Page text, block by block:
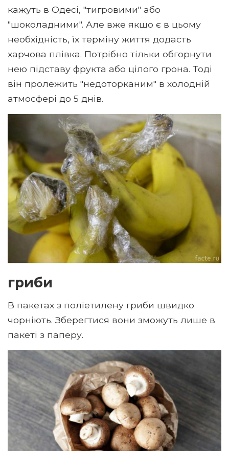
кажуть в Одесі, "тигровими" або
"шоколадними". Але вже якщо є в цьому
необхідність, їх терміну життя додасть
харчова плівка. Потрібно тільки обгорнути
нею підставу фрукта або цілого грона. Тоді
він пролежить "недоторканим" в холодній
атмосфері до 5 днів.
гриби
В пакетах з поліетилену гриби швидко
чорніють. Зберегтися вони зможуть лише в
пакеті з паперу.